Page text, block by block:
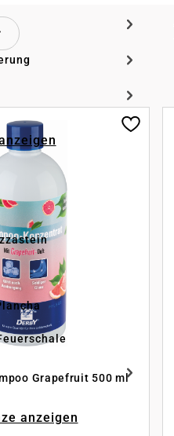
anzeigen
Grapefruit 500 ml